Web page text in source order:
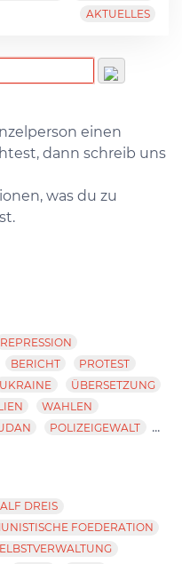
AKTUELLES
einen
dann schreib uns
was du zu
REPRESSION
BERICHT
PROTEST
UKRAINE
ÜBERSETZUNG
WAHLEN
POLIZEIGEWALT ...
DREIS
FOEDERATION